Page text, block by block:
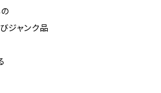
ジャンク品